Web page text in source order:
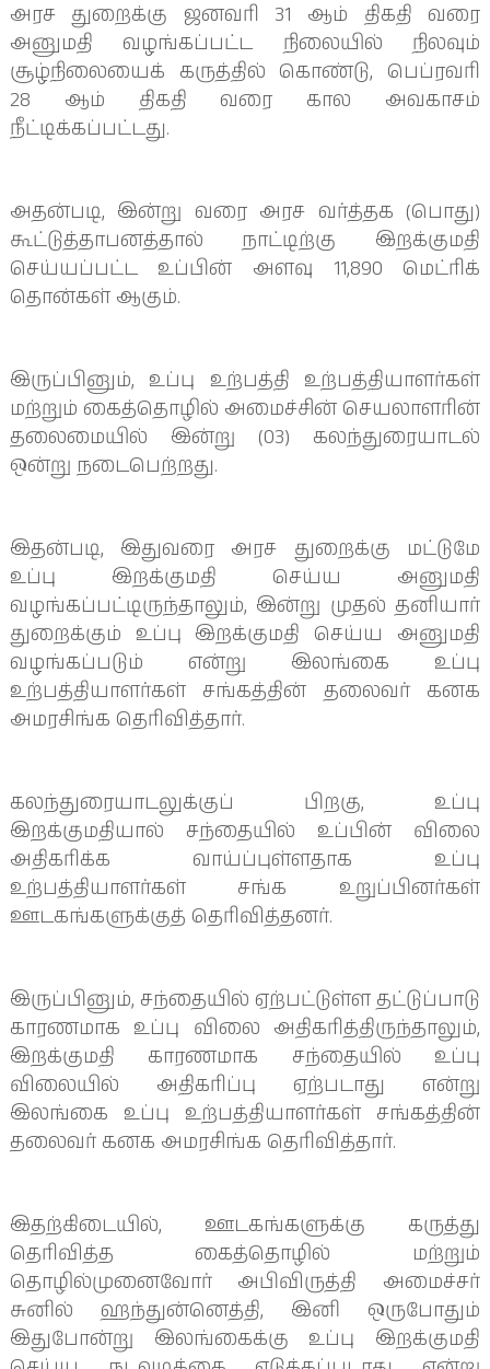
அரச துறைக்கு ஜனவரி 31 ஆம் திகதி வரை
அனுமதி வழங்கப்பட்ட நிலையில் நிலவும்
சூழ்நிலையைக் கருத்தில் கொண்டு, பெப்ரவரி
28 ஆம் திகதி வரை கால அவகாசம்
நீட்டிக்கப்பட்டது.
அதன்படி, இன்று வரை அரச வர்த்தக (பொது)
கூட்டுத்தாபனத்தால் நாட்டிற்கு இறக்குமதி
செய்யப்பட்ட உப்பின் அளவு 11,890 மெட்ரிக்
தொன்கள் ஆகும்.
இருப்பினும், உப்பு உற்பத்தி உற்பத்தியாளர்கள்
மற்றும் கைத்தொழில் அமைச்சின் செயலாளரின்
தலைமையில் இன்று (03) கலந்துரையாடல்
ஒன்று நடைபெற்றது.
இதன்படி, இதுவரை அரச துறைக்கு மட்டுமே
உப்பு இறக்குமதி செய்ய அனுமதி
வழங்கப்பட்டிருந்தாலும், இன்று முதல் தனியார்
துறைக்கும் உப்பு இறக்குமதி செய்ய அனுமதி
வழங்கப்படும் என்று இலங்கை உப்பு
உற்பத்தியாளர்கள் சங்கத்தின் தலைவர் கனக
அமரசிங்க தெரிவித்தார்.
கலந்துரையாடலுக்குப் பிறகு, உப்பு
இறக்குமதியால் சந்தையில் உப்பின் விலை
அதிகரிக்க வாய்ப்புள்ளதாக உப்பு
உற்பத்தியாளர்கள் சங்க உறுப்பினர்கள்
ஊடகங்களுக்குத் தெரிவித்தனர்.
இருப்பினும், சந்தையில் ஏற்பட்டுள்ள தட்டுப்பாடு
காரணமாக உப்பு விலை அதிகரித்திருந்தாலும்,
இறக்குமதி காரணமாக சந்தையில் உப்பு
விலையில் அதிகரிப்பு ஏற்படாது என்று
இலங்கை உப்பு உற்பத்தியாளர்கள் சங்கத்தின்
தலைவர் கனக அமரசிங்க தெரிவித்தார்.
இதற்கிடையில், ஊடகங்களுக்கு கருத்து
தெரிவித்த கைத்தொழில் மற்றும்
தொழில்முனைவோர் அபிவிருத்தி அமைச்சர்
சுனில் ஹந்துன்னெத்தி, இனி ஒருபோதும்
இதுபோன்று இலங்கைக்கு உப்பு இறக்குமதி